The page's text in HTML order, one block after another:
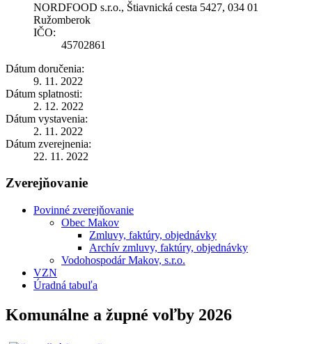
NORDFOOD s.r.o., Štiavnická cesta 5427, 034 01
Ružomberok
IČO:
45702861
Dátum doručenia:
9. 11. 2022
Dátum splatnosti:
2. 12. 2022
Dátum vystavenia:
2. 11. 2022
Dátum zverejnenia:
22. 11. 2022
Zverejňovanie
Povinné zverejňovanie
Obec Makov
Zmluvy, faktúry, objednávky
Archív zmluvy, faktúry, objednávky
Vodohospodár Makov, s.r.o.
VZN
Úradná tabuľa
Komunálne a župné voľby 2026